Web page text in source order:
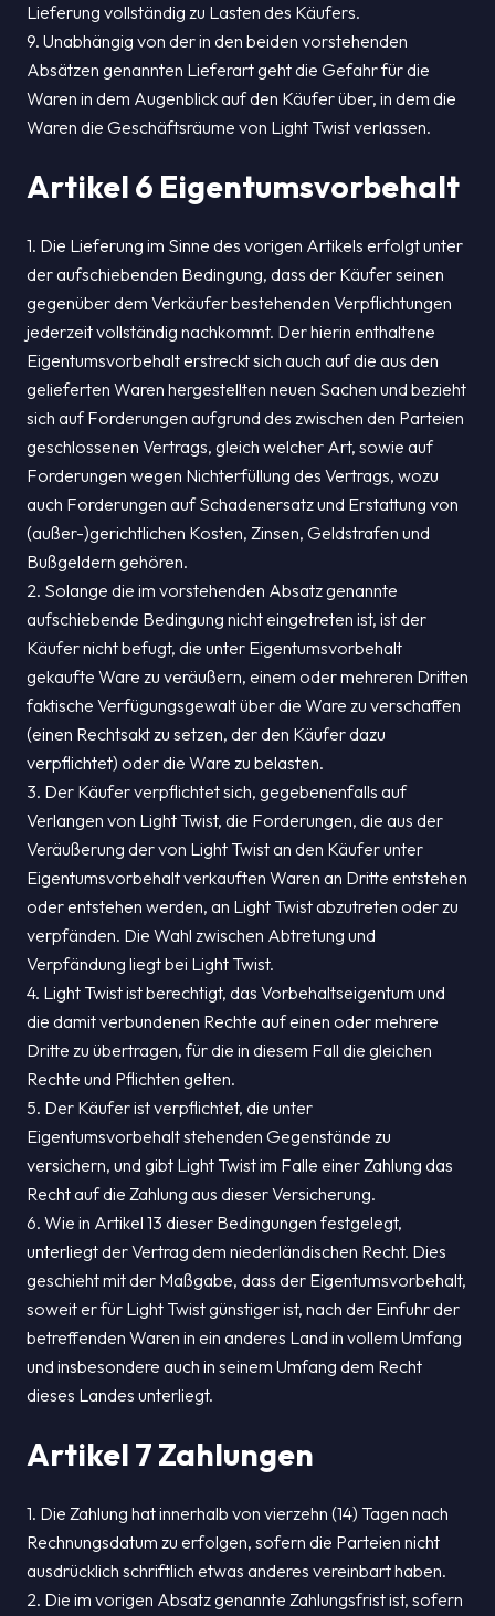
Lieferung vollständig zu Lasten des Käufers.
9. Unabhängig von der in den beiden vorstehenden
Absätzen genannten Lieferart geht die Gefahr für die
Waren in dem Augenblick auf den Käufer über, in dem die
Waren die Geschäftsräume von Light Twist verlassen.
Artikel 6 Eigentumsvorbehalt
1. Die Lieferung im Sinne des vorigen Artikels erfolgt unter
der aufschiebenden Bedingung, dass der Käufer seinen
gegenüber dem Verkäufer bestehenden Verpflichtungen
jederzeit vollständig nachkommt. Der hierin enthaltene
Eigentumsvorbehalt erstreckt sich auch auf die aus den
gelieferten Waren hergestellten neuen Sachen und bezieht
sich auf Forderungen aufgrund des zwischen den Parteien
geschlossenen Vertrags, gleich welcher Art, sowie auf
Forderungen wegen Nichterfüllung des Vertrags, wozu
auch Forderungen auf Schadenersatz und Erstattung von
(außer-)gerichtlichen Kosten, Zinsen, Geldstrafen und
Bußgeldern gehören.
2. Solange die im vorstehenden Absatz genannte
aufschiebende Bedingung nicht eingetreten ist, ist der
Käufer nicht befugt, die unter Eigentumsvorbehalt
gekaufte Ware zu veräußern, einem oder mehreren Dritten
faktische Verfügungsgewalt über die Ware zu verschaffen
(einen Rechtsakt zu setzen, der den Käufer dazu
verpflichtet) oder die Ware zu belasten.
3. Der Käufer verpflichtet sich, gegebenenfalls auf
Verlangen von Light Twist, die Forderungen, die aus der
Veräußerung der von Light Twist an den Käufer unter
Eigentumsvorbehalt verkauften Waren an Dritte entstehen
oder entstehen werden, an Light Twist abzutreten oder zu
verpfänden. Die Wahl zwischen Abtretung und
Verpfändung liegt bei Light Twist.
4. Light Twist ist berechtigt, das Vorbehaltseigentum und
die damit verbundenen Rechte auf einen oder mehrere
Dritte zu übertragen, für die in diesem Fall die gleichen
Rechte und Pflichten gelten.
5. Der Käufer ist verpflichtet, die unter
Eigentumsvorbehalt stehenden Gegenstände zu
versichern, und gibt Light Twist im Falle einer Zahlung das
Recht auf die Zahlung aus dieser Versicherung.
6. Wie in Artikel 13 dieser Bedingungen festgelegt,
unterliegt der Vertrag dem niederländischen Recht. Dies
geschieht mit der Maßgabe, dass der Eigentumsvorbehalt,
soweit er für Light Twist günstiger ist, nach der Einfuhr der
betreffenden Waren in ein anderes Land in vollem Umfang
und insbesondere auch in seinem Umfang dem Recht
dieses Landes unterliegt.
Artikel 7 Zahlungen
1. Die Zahlung hat innerhalb von vierzehn (14) Tagen nach
Rechnungsdatum zu erfolgen, sofern die Parteien nicht
ausdrücklich schriftlich etwas anderes vereinbart haben.
2. Die im vorigen Absatz genannte Zahlungsfrist ist, sofern